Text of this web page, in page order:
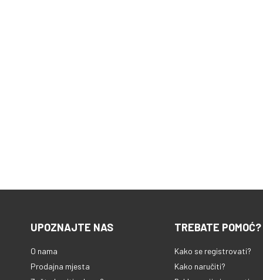
UPOZNAJTE NAS
O nama
Prodajna mjesta
TREBATE POMOĆ?
Kako se registrovati?
Kako naručiti?